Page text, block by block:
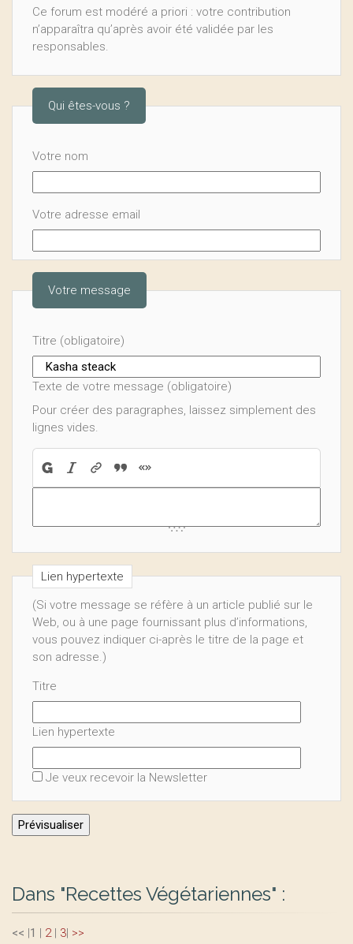
Ce forum est modéré a priori : votre contribution
n’apparaîtra qu’après avoir été validée par les
responsables.
Qui êtes-vous ?
Votre nom
Votre adresse email
Votre message
Titre (obligatoire)
Texte de votre message (obligatoire)
Pour créer des paragraphes, laissez simplement des
lignes vides.
Lien hypertexte
(Si votre message se réfère à un article publié sur le
Web, ou à une page fournissant plus d’informations,
vous pouvez indiquer ci-après le titre de la page et
son adresse.)
Titre
Lien hypertexte
Je veux recevoir la Newsletter
Dans "Recettes Végétariennes" :
<< |1 | 2 | 3| >>